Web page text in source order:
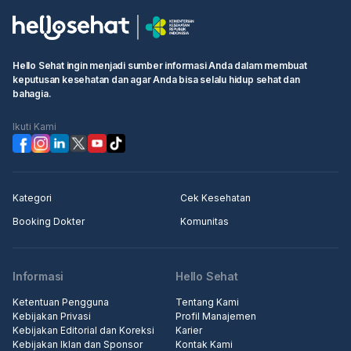
• Pilih waktu ujian dan klik kotak "Lanjutkan untuk membuat
booking"
Langkah 2: Pergi ke rumah sakit atau klinik terjadwal, pergi ke
konter penerimaan medis, tunjukkan informasi pemesanan
kepada resepsionis/perawat
Langkah 3: Masuk ke klinik untuk pemeriksaan.
Hello Sehat ingin menjadi sumber informasi Anda dalam membuat
keputusan kesehatan dan agar Anda bisa selalu hidup sehat dan
bahagia.
Ikuti Kami
Kategori
Cek Kesehatan
Booking Dokter
Komunitas
Informasi
Ketentuan Pengguna
Kebijakan Privasi
Kebijakan Editorial dan Koreksi
Kebijakan Iklan dan Sponsor
Hello Sehat
Tentang Kami
Profil Manajemen
Karier
Kontak Kami